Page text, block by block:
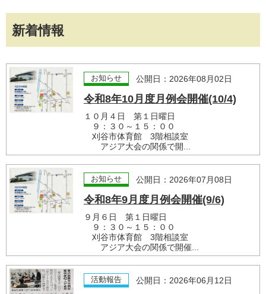
新着情報
お知らせ 公開日：2026年08月02日
令和8年10月度月例会開催(10/4)
１０月４日 第１日曜日
９：３０～１５：００
刈谷市体育館 3階相談室
アジア大会の関係で開...
お知らせ 公開日：2026年07月08日
令和8年9月度月例会開催(9/6)
９月６日 第１日曜日
９：３０～１５：００
刈谷市体育館 3階相談室
アジア大会の関係で開催...
活動報告 公開日：2026年06月12日